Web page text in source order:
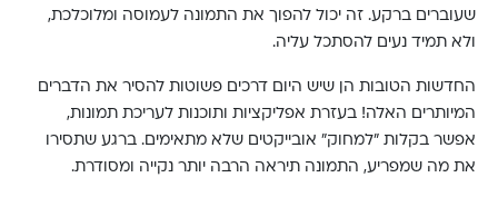
שעוברים ברקע. זה יכול להפוך את התמונה לעמוסה ומלוכלכת,
ולא תמיד נעים להסתכל עליה.
החדשות הטובות הן שיש היום דרכים פשוטות להסיר את הדברים
המיותרים האלה! בעזרת אפליקציות ותוכנות לעריכת תמונות,
אפשר בקלות "למחוק" אובייקטים שלא מתאימים. ברגע שתסירו
את מה שמפריע, התמונה תיראה הרבה יותר נקייה ומסודרת.